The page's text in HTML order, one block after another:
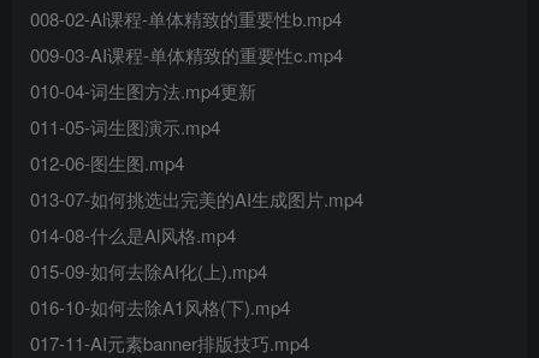
008-02-Al课程-单体精致的重要性b.mp4
009-03-AI课程-单体精致的重要性c.mp4
010-04-词生图方法.mp4更新
011-05-词生图演示.mp4
012-06-图生图.mp4
013-07-如何挑选出完美的AI生成图片.mp4
014-08-什么是Al风格.mp4
015-09-如何去除AI化(上).mp4
016-10-如何去除A1风格(下).mp4
017-11-AI元素banner排版技巧.mp4